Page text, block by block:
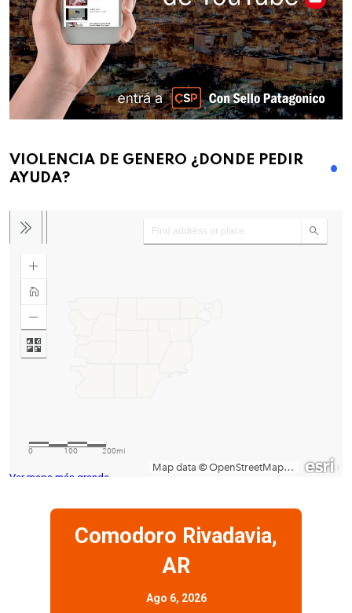
VIOLENCIA DE GENERO ¿DONDE PEDIR
AYUDA?
Ver mapa más grande
Comodoro Rivadavia,
AR
Ago 6, 2026